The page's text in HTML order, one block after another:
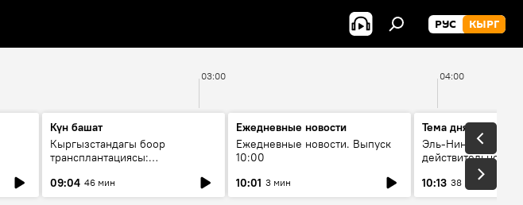
РУС КЫРГ
03:00 04:00
Күн башат
Кыргызстандагы боор
трансплантациясы:
келечеги
09:04 46 мин
Ежедневные новости
Ежедневные новости. Выпуск
10:00
10:01 3 мин
Тема дня
Эль-Ниньо, жара и
действительно
погоду в
10:13 38 мин